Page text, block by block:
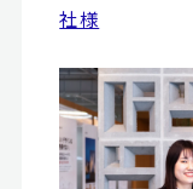
社様